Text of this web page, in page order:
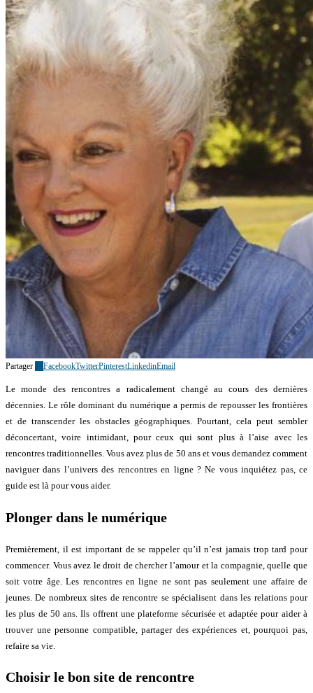
Partager FacebookTwitterPinterestLinkedinEmail
Le monde des rencontres a radicalement changé au cours des dernières
décennies. Le rôle dominant du numérique a permis de repousser les frontières
et de transcender les obstacles géographiques. Pourtant, cela peut sembler
déconcertant, voire intimidant, pour ceux qui sont plus à l’aise avec les
rencontres traditionnelles. Vous avez plus de 50 ans et vous demandez comment
naviguer dans l’univers des rencontres en ligne ? Ne vous inquiétez pas, ce
guide est là pour vous aider.
Plonger dans le numérique
Premièrement, il est important de se rappeler qu’il n’est jamais trop tard pour
commencer. Vous avez le droit de chercher l’amour et la compagnie, quelle que
soit votre âge. Les rencontres en ligne ne sont pas seulement une affaire de
jeunes. De nombreux sites de rencontre se spécialisent dans les relations pour
les plus de 50 ans. Ils offrent une plateforme sécurisée et adaptée pour aider à
trouver une personne compatible, partager des expériences et, pourquoi pas,
refaire sa vie.
Choisir le bon site de rencontre